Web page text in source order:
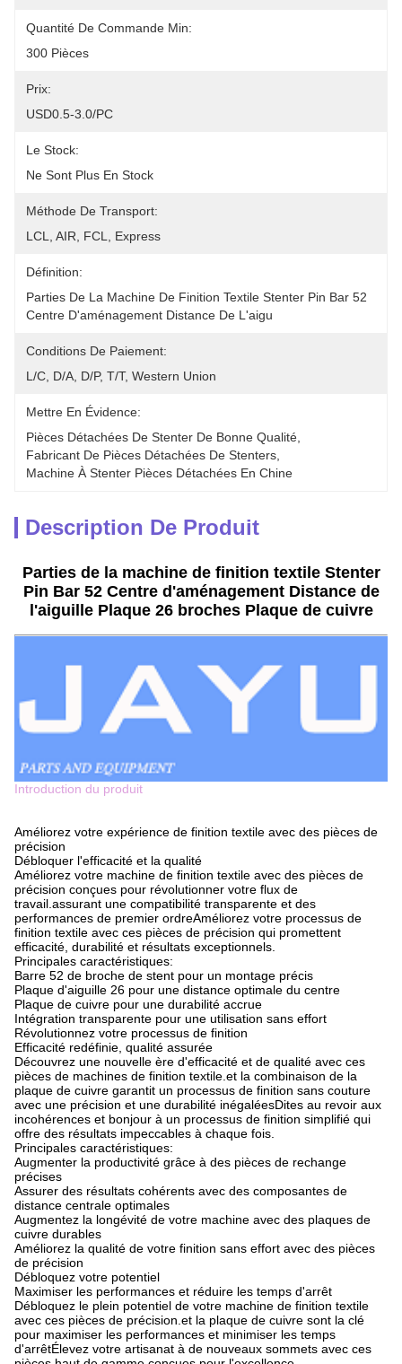
Quantité De Commande Min:
300 Pièces
Prix:
USD0.5-3.0/PC
Le Stock:
Ne Sont Plus En Stock
Méthode De Transport:
LCL, AIR, FCL, Express
Définition:
Parties De La Machine De Finition Textile Stenter Pin Bar 52
Centre D'aménagement Distance De L'aigu
Conditions De Paiement:
L/C, D/A, D/P, T/T, Western Union
Mettre En Évidence:
Pièces Détachées De Stenter De Bonne Qualité
Fabricant De Pièces Détachées De Stenters
Machine À Stenter Pièces Détachées En Chine
Description De Produit
Parties de la machine de finition textile Stenter
Pin Bar 52 Centre d'aménagement Distance de
l'aiguille Plaque 26 broches Plaque de cuivre
Introduction du produit
Améliorez votre expérience de finition textile avec des pièces de
précision
Débloquer l'efficacité et la qualité
Améliorez votre machine de finition textile avec des pièces de
précision conçues pour révolutionner votre flux de
travail.assurant une compatibilité transparente et des
performances de premier ordreAméliorez votre processus de
finition textile avec ces pièces de précision qui promettent
efficacité, durabilité et résultats exceptionnels.
Principales caractéristiques:
Barre 52 de broche de stent pour un montage précis
Plaque d'aiguille 26 pour une distance optimale du centre
Plaque de cuivre pour une durabilité accrue
Intégration transparente pour une utilisation sans effort
Révolutionnez votre processus de finition
Efficacité redéfinie, qualité assurée
Découvrez une nouvelle ère d'efficacité et de qualité avec ces
pièces de machines de finition textile.et la combinaison de la
plaque de cuivre garantit un processus de finition sans couture
avec une précision et une durabilité inégaléesDites au revoir aux
incohérences et bonjour à un processus de finition simplifié qui
offre des résultats impeccables à chaque fois.
Principales caractéristiques:
Augmenter la productivité grâce à des pièces de rechange
précises
Assurer des résultats cohérents avec des composantes de
distance centrale optimales
Augmentez la longévité de votre machine avec des plaques de
cuivre durables
Améliorez la qualité de votre finition sans effort avec des pièces
de précision
Débloquez votre potentiel
Maximiser les performances et réduire les temps d'arrêt
Débloquez le plein potentiel de votre machine de finition textile
avec ces pièces de précision.et la plaque de cuivre sont la clé
pour maximiser les performances et minimiser les temps
d'arrêtÉlevez votre artisanat à de nouveaux sommets avec ces